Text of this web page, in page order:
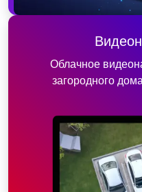
Облачное
загородного